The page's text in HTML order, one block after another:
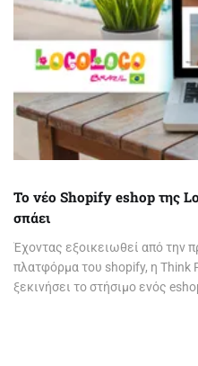
Το νέο Shopify eshop της
σπάει
Έχοντας εξοικειωθεί από την
πλατφόρμα του shopify, η
ξεκινήσει το στήσιμο ενός